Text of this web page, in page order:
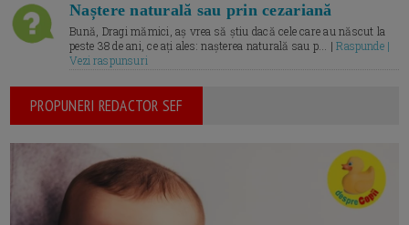
Naștere naturală sau prin cezariană
Bună, Dragi mămici, aș vrea să știu dacă cele care au născut la
peste 38 de ani, ce ați ales: nașterea naturală sau p... |Raspunde |
Vezi raspunsuri
PROPUNERI REDACTOR SEF